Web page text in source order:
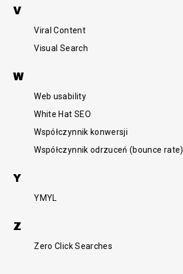
V
Viral Content
Visual Search
W
Web usability
White Hat SEO
Współczynnik konwersji
Współczynnik odrzuceń (bounce rate)
Y
YMYL
Z
Zero Click Searches